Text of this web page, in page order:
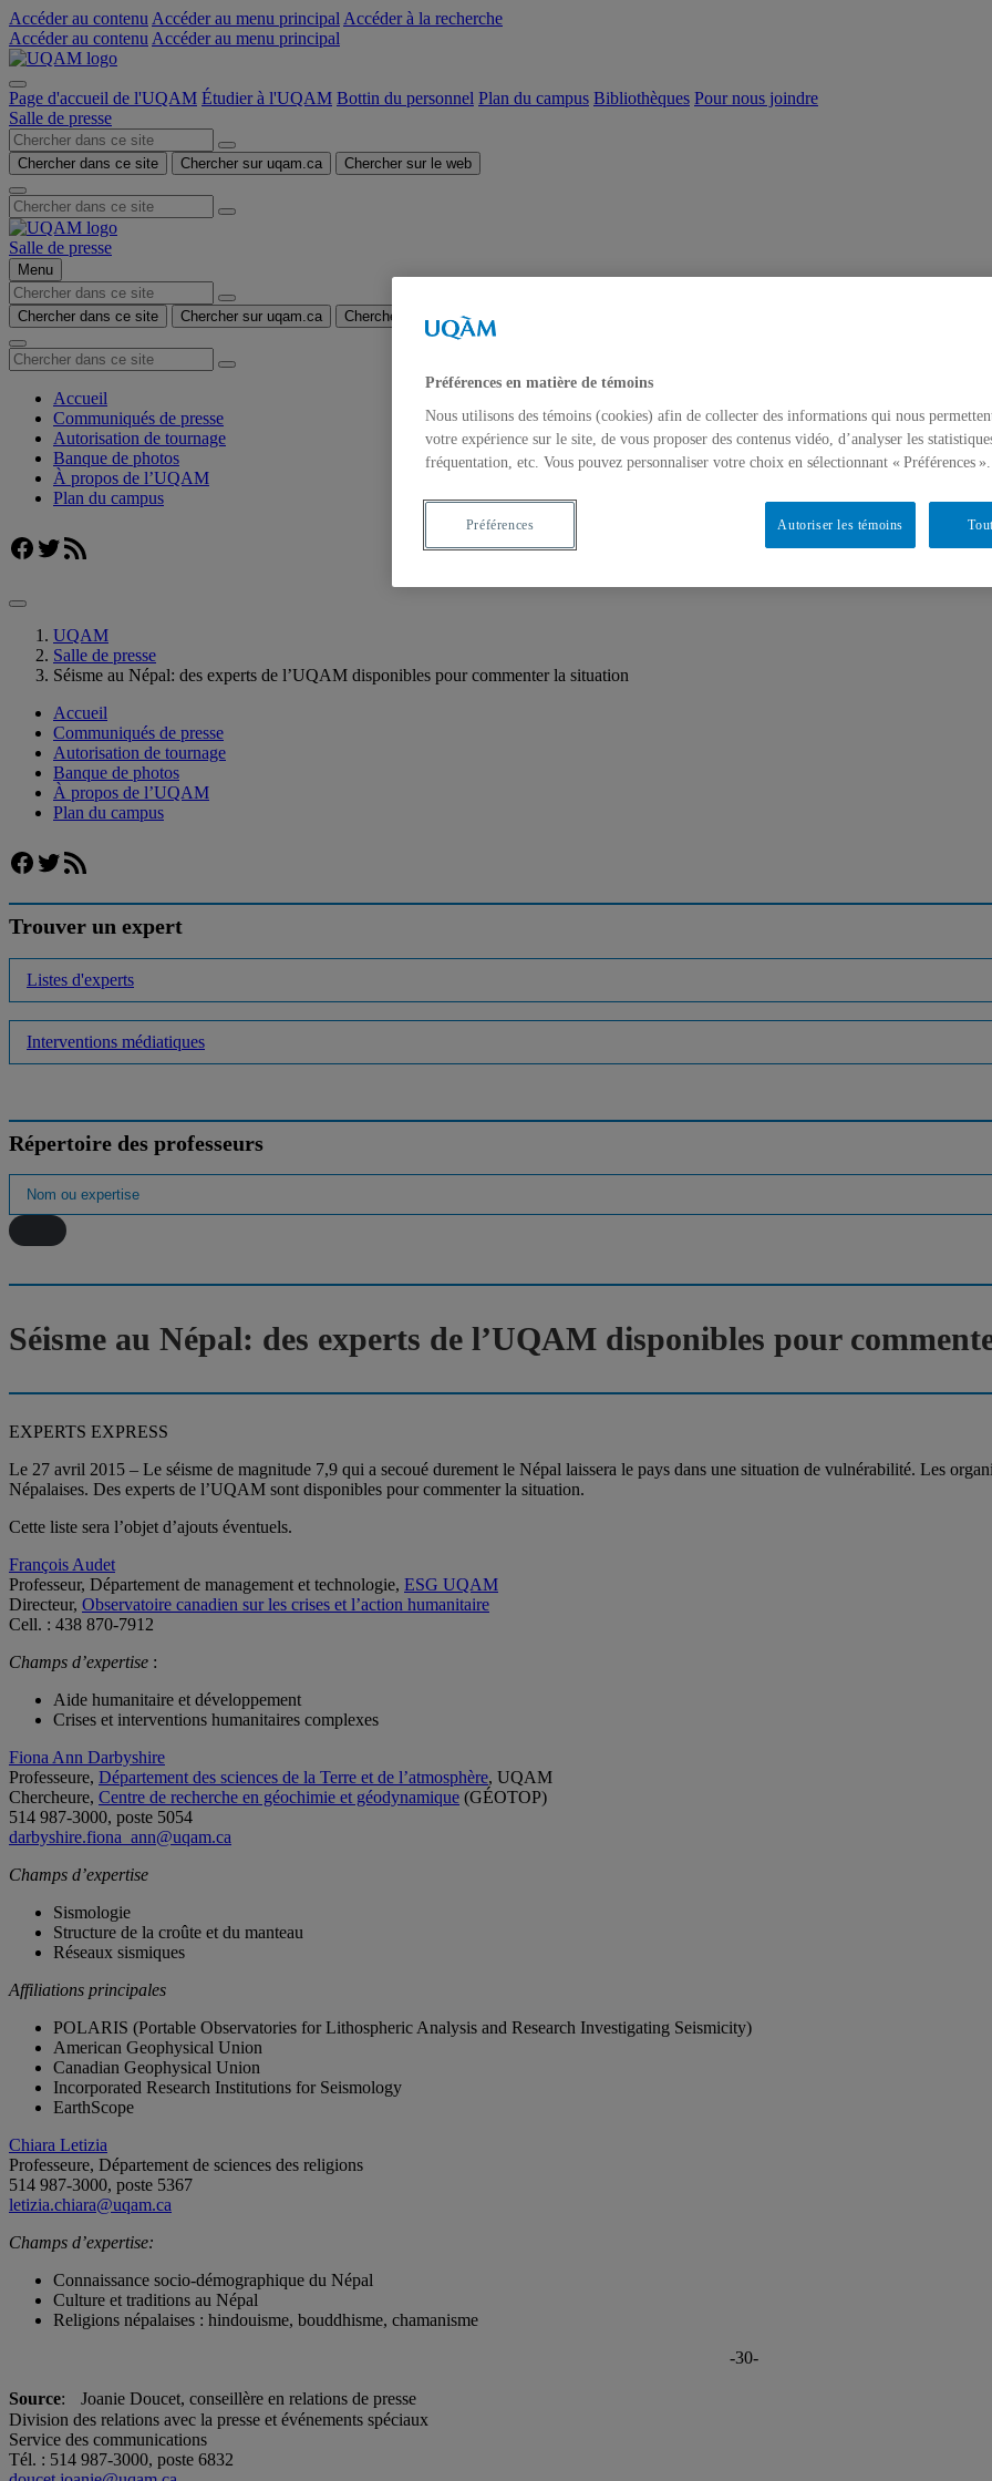
Accéder au contenu Accéder au menu principal Accéder à la recherche
Accéder au contenu Accéder au menu principal
Page d'accueil de l'UQAM Étudier à l'UQAM Bottin du personnel Plan du campus Bibliothèques Pour nous joindre
Salle de presse
Chercher dans ce site Chercher sur uqam.ca Chercher sur le web
Salle de presse
Menu
Chercher dans ce site Chercher sur uqam.ca Chercher sur le web
Accueil
Communiqués de presse
Autorisation de tournage
Banque de photos
À propos de l’UQAM
Plan du campus
Facebook
Twitter
Flux RSS
UQAM
Salle de presse
Séisme au Népal: des experts de l’UQAM disponibles pour commenter la situation
Accueil
Communiqués de presse
Autorisation de tournage
Banque de photos
À propos de l’UQAM
Plan du campus
Facebook
Twitter
Flux RSS
Trouver un expert
Listes d'experts
Interventions médiatiques
Répertoire des professeurs
Séisme au Népal: des experts de l’UQAM disponibles pour
EXPERTS EXPRESS
Le 27 avril 2015 – Le séisme de magnitude 7,9 qui a secoué durement le Népal laissera le pays dans une situation de vulnérabilité. Les
Népalaises. Des experts de l’UQAM sont disponibles pour commenter la situation.
Cette liste sera l’objet d’ajouts éventuels.
François Audet
Professeur, Département de management et technologie, ESG UQAM
Directeur, Observatoire canadien sur les crises et l’action humanitaire
Cell. : 438 870-7912
Champs d’expertise :
Aide humanitaire et développement
Crises et interventions humanitaires complexes
Fiona Ann Darbyshire
Professeure, Département des sciences de la Terre et de l’atmosphère, UQAM
Chercheure, Centre de recherche en géochimie et géodynamique (GÉOTOP)
514 987-3000, poste 5054
darbyshire.fiona_ann@uqam.ca
Champs d’expertise
Sismologie
Structure de la croûte et du manteau
Réseaux sismiques
Affiliations principales
POLARIS (Portable Observatories for Lithospheric Analysis and Research Investigating Seismicity)
American Geophysical Union
Canadian Geophysical Union
Incorporated Research Institutions for Seismology
EarthScope
Chiara Letizia
Professeure, Département de sciences des religions
514 987-3000, poste 5367
letizia.chiara@uqam.ca
Champs d’expertise:
Connaissance socio-démographique du Népal
Culture et traditions au Népal
Religions népalaises : hindouisme, bouddhisme, chamanisme
-30-
Source: Joanie Doucet, conseillère en relations de presse
Division des relations avec la presse et événements spéciaux
Service des communications
Tél. : 514 987-3000, poste 6832
Préférences en matière de témoins
Nous utilisons des témoins (cookies) afin de collecter des informations qui nous
votre expérience sur le site, de vous proposer des contenus vidéo, d’analyser les
fréquentation, etc. Vous pouvez personnaliser votre choix en sélectionnant « Préférences ».
Autoriser les témoins
Préférences